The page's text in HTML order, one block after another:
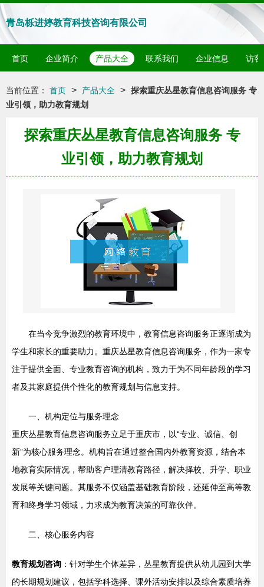
青岛栎进婷教育科技咨询有限公司
首页 企业简介 产品大全 联系我们 企业信息 访客
当前位置： 首页 > 产品大全 > 探索重庆丛星教育信息咨询服务 专
业引领，助力教育规划
探索重庆丛星教育信息咨询服务 专
业引领，助力教育规划
在当今竞争激烈的教育环境中，教育信息咨询服务正逐渐成为
学生和家长的重要助力。重庆丛星教育信息咨询服务，作为一家专
注于提供全面、专业教育咨询的机构，致力于为不同年龄段的学习
者及其家庭提供个性化的教育规划与信息支持。
一、机构定位与服务理念
重庆丛星教育信息咨询服务立足于重庆市，以“专业、诚信、创
新”为核心服务理念。机构旨在通过整合国内外教育资源，结合本
地教育实际情况，帮助客户理清教育路径，解决择校、升学、职业
发展等关键问题。其服务不仅涵盖基础教育阶段，还延伸至高等教
育和终身学习领域，力求成为教育决策的可靠伙伴。
二、核心服务内容
教育规划咨询 ：针对学生个体差异，丛星教育提供从幼儿园到大学
的长期规划建议，包括学科选择、课外活动安排以及综合素质培养